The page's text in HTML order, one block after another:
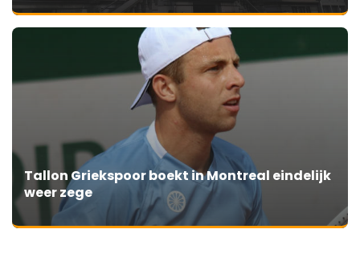
Tallon Griekspoor boekt in Montreal eindelijk
weer zege